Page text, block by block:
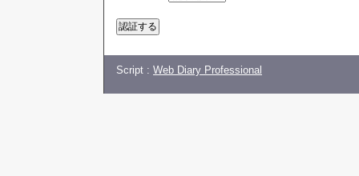
Script : Web Diary Professional